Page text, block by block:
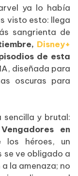
ya lo había
visto esto: llega
sangrienta de
Disney+
de esta
diseñada para
oscuras para
sencilla y brutal:
en
los héroes, un
se ve obligado a
la amenaza; no